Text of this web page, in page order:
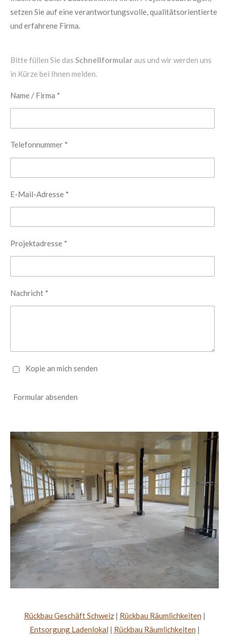
setzen Sie auf eine verantwortungsvolle, qualitätsorientierte
und erfahrene Firma.
Bitte füllen Sie das Schnellformular aus und wir werden uns
in Kürze bei Ihnen melden.
Name / Firma *
Telefonnummer *
E-Mail-Adresse *
Projektadresse *
Nachricht *
Kopie an mich senden
Formular absenden
Rückbau Geschäft Schweiz| Rückbau Räumlichkeiten |
Entsorgung Ladenlokal | Rückbau Räumlichkeiten |